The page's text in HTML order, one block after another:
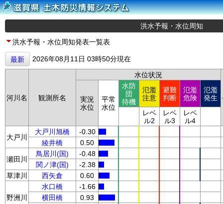
洪水予報・水位周知
洪水予報・水位周知発表一覧表
最新 2026年08月11日 03時50分現在
河川名 観測所名
水位状況
実況
水位
平常
水位
水防
団
待機
氾濫
注意
避難
判断
氾濫
危険
氾濫
発生
レベ
ル2
レベ
ル3
レベ
ル4
大戸川
大戸川旭橋
-0.30
綾井橋
0.50
瀬田川
鳥居川(国)
-0.48
関ノ津(国)
-2.38
草津川
西矢倉 0.60
野洲川
水口橋
-1.66
横田橋
0.93